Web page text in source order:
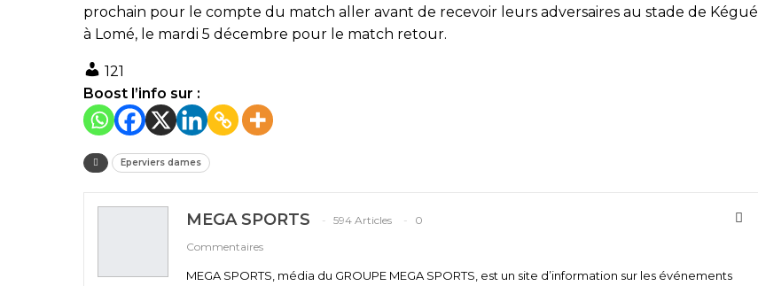
prochain pour le compte du match aller avant de recevoir leurs adversaires au stade de Kégué
à Lomé, le mardi 5 décembre pour le match retour.
121
Boost l’info sur :
Eperviers dames
MEGA SPORTS 594 Articles
0
Commentaires
MEGA SPORTS, média du GROUPE MEGA SPORTS, est un site d’information sur les événements